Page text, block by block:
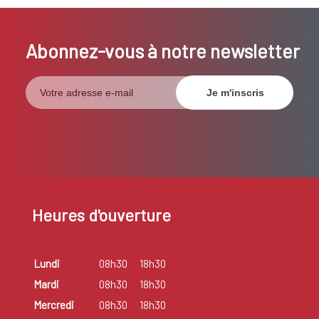
Abonnez-vous à notre newsletter
Heures d'ouverture
Lundi 08h30
18h30
Mardi
08h30
18h30
Mercredi
08h30
18h30